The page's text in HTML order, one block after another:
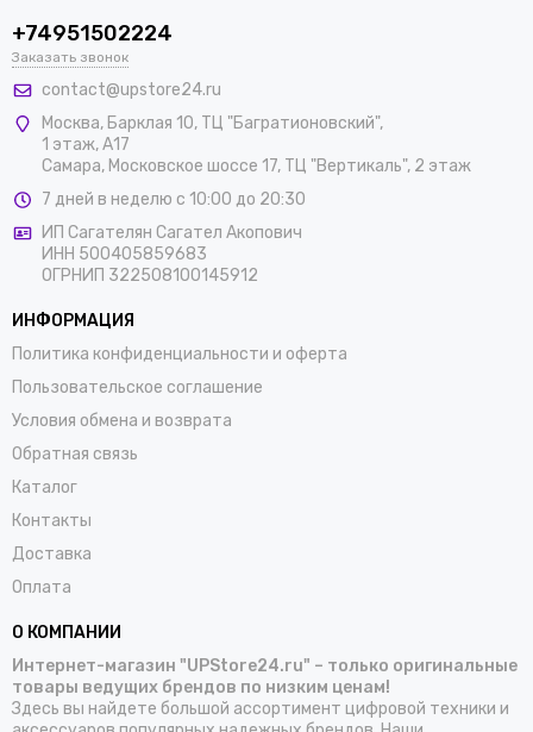
+74951502224
Заказать звонок
contact@upstore24.ru
Москва, Барклая 10, ТЦ "Багратионовский",
1 этаж, А17
Самара, Московское шоссе 17, ТЦ "Вертикаль", 2 этаж
7 дней в неделю с 10:00 до 20:30
ИП Сагателян Сагател Акопович
ИНН 500405859683
ОГРНИП 322508100145912
ИНФОРМАЦИЯ
Политика конфиденциальности и оферта
Пользовательское соглашение
Условия обмена и возврата
Обратная связь
Каталог
Контакты
Доставка
Оплата
О КОМПАНИИ
Интернет-магазин "UPStore24.ru" – только оригинальные
товары ведущих брендов по низким ценам!
Здесь вы найдете большой ассортимент цифровой техники и